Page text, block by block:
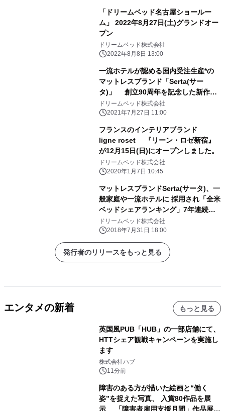
「ドリームベッド名古屋ショールー
ム」 2022年8月27日(土)グランドオー
プン
ドリームベッド株式会社
2022年8月8日 13:00
一流ホテルが認める国内受注生産*の
マットレスブランド「Serta(サー
タ)」 創立90周年を記念した新作マ
ットレスを発表
ドリームベッド株式会社
2021年7月27日 11:00
フランスのインテリアブランド
ligne roset 『リーン・ロゼ新宿』
が12月15日(日)にオープンしました。
ドリームベッド株式会社
2020年1月7日 10:45
マットレスブランドSerta(サータ)、一
般家庭や一流ホテルに 採用され「全米
ベッドシェアランキング」7年連続売
上No.1
ドリームベッド株式会社
2018年7月31日 18:00
発行者のリリースをもっと見る
エンタメの新着 もっと見る
英国風PUB「HUB」の一部店舗にて、
HTTシェア観戦キャンペーンを実施し
ます
株式会社ハブ
11分前
障害のある方が描いた絵画と“働く
姿”を捉えた写真、 入賞80作品を展
示 「障害者雇用支援月間」作品展示